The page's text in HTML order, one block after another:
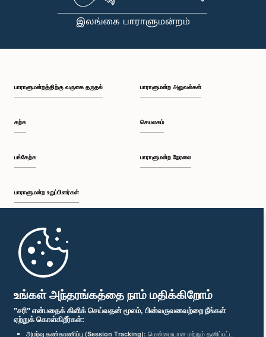
உங்கள் அந்தரங்கத்தை நாம் மதிக்கிறோம்
"சரி" என்பதைக் கிளிக் செய்வதன் மூலம், பின்வருவனவற்றை நீங்கள்
ஏற்றுக் கொள்கிறீர்கள்:
அமர்வு கண்காணிப்பு (Session Tracking): மென்மையான மற்றும் தனிப்பட்ட
பாராளுமன்றத்திற்கு வருகை தருதல்
கற்க
பங்கேற்க
பாராளுமன்ற உறுப்பினர்கள்
முதற்பக்கம்
பாராளுமன்ற அலுவல்கள்
செயலகம்
பாராளுமன்ற நேரலை
பாராளுமன்ற கையடக்க செயலி